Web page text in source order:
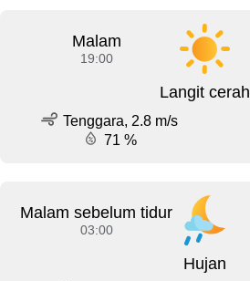
Malam
19:00
Langit cerah
Tenggara, 2.8 m/s
71 %
Malam sebelum tidur
03:00
Hujan